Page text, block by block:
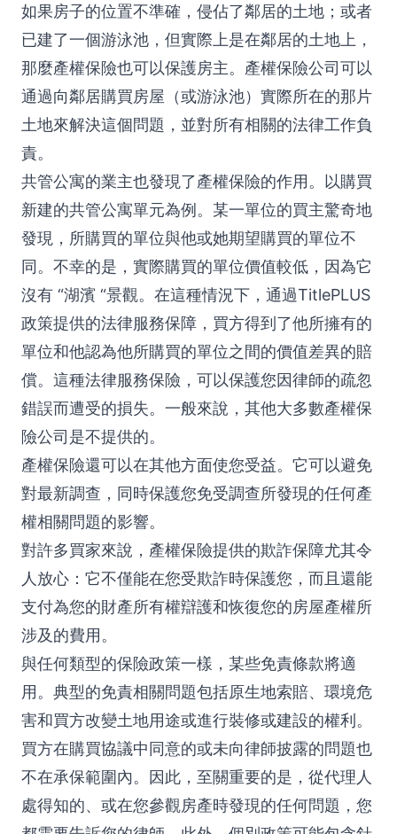
如果房子的位置不準確，侵佔了鄰居的土地；或者
已建了一個游泳池，但實際上是在鄰居的土地上，
那麼產權保險也可以保護房主。產權保險公司可以
通過向鄰居購買房屋（或游泳池）實際所在的那片
土地來解決這個問題，並對所有相關的法律工作負
責。
共管公寓的業主也發現了產權保險的作用。以購買
新建的共管公寓單元為例。某一單位的買主驚奇地
發現，所購買的單位與他或她期望購買的單位不
同。不幸的是，實際購買的單位價值較低，因為它
沒有 “湖濱 “景觀。在這種情況下，通過TitlePLUS
政策提供的法律服務保障，買方得到了他所擁有的
單位和他認為他所購買的單位之間的價值差異的賠
償。這種法律服務保險，可以保護您因律師的疏忽
錯誤而遭受的損失。一般來說，其他大多數產權保
險公司是不提供的。
產權保險還可以在其他方面使您受益。它可以避免
對最新調查，同時保護您免受調查所發現的任何產
權相關問題的影響。
對許多買家來說，產權保險提供的欺詐保障尤其令
人放心：它不僅能在您受欺詐時保護您，而且還能
支付為您的財產所有權辯護和恢復您的房屋產權所
涉及的費用。
與任何類型的保險政策一樣，某些免責條款將適
用。典型的免責相關問題包括原生地索賠、環境危
害和買方改變土地用途或進行裝修或建設的權利。
買方在購買協議中同意的或未向律師披露的問題也
不在承保範圍內。因此，至關重要的是，從代理人
處得知的、或在您參觀房產時發現的任何問題，您